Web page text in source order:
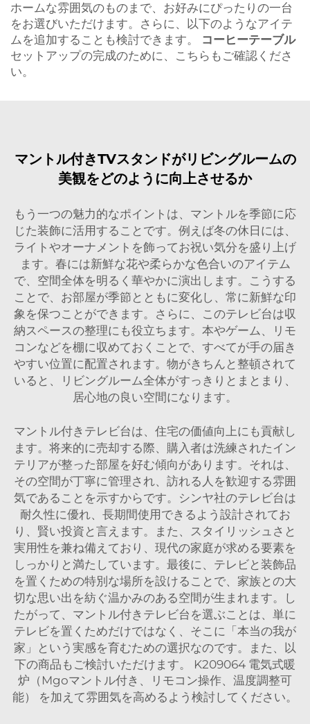
ホームな雰囲気のものまで、お好みにぴったりの一台
をお選びいただけます。さらに、以下のようなアイテ
ムを追加することも検討できます。 コーヒーテーブル
セットアップの完成のために、こちらもご確認くださ
い。
マントル付きTVスタンドがリビングルームの
美観をどのように向上させるか
もう一つの魅力的なポイントは、マントルを季節に応
じた装飾に活用することです。例えば冬の休日には、
ライトやオーナメントを飾ってお祝い気分を盛り上げ
ます。春には新鮮な花や柔らかな色合いのアイテム
で、空間全体を明るく華やかに演出します。こうする
ことで、お部屋が季節とともに変化し、常に新鮮な印
象を保つことができます。さらに、このテレビ台は収
納スペースの整理にも役立ちます。本やゲーム、リモ
コンなどを棚に収めておくことで、すべてが手の届き
やすい位置に配置されます。物がきちんと整頓されて
いると、リビングルーム全体がすっきりとまとまり、
居心地の良い空間になります。
マントル付きテレビ台は、住宅の価値向上にも貢献し
ます。将来的に売却する際、購入者は洗練されたイン
テリアが整った部屋を好む傾向があります。それは、
その空間が丁寧に管理され、訪れる人を歓迎する雰囲
気であることを示すからです。シンヤ社のテレビ台は
耐久性に優れ、長期間使用できるよう設計されてお
り、賢い投資と言えます。また、スタイリッシュさと
実用性を兼ね備えており、現代の家庭が求める要素を
しっかりと満たしています。最後に、テレビと装飾品
を置くための特別な場所を設けることで、家族との大
切な思い出を紡ぐ温かみのある空間が生まれます。し
たがって、マントル付きテレビ台を選ぶことは、単に
テレビを置くためだけではなく、そこに「本当の我が
家」という実感を育むための選択なのです。また、以
下の商品もご検討いただけます。 K209064 電気式暖
炉（Mgoマントル付き、リモコン操作、温度調整可
能） を加えて雰囲気を高めるよう検討してください。